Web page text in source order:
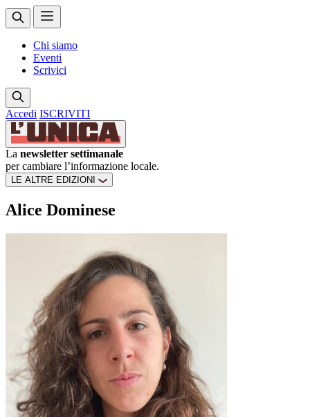
Chi siamo
Eventi
Scrivici
Accedi ISCRIVITI
La newsletter settimanale
per cambiare l’informazione locale.
LE ALTRE EDIZIONI
Alice Dominese